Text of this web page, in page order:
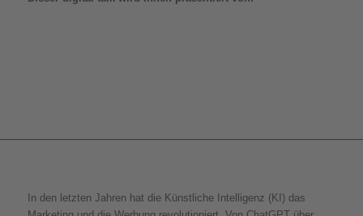
In den letzten Jahren hat die Künstliche Intelligenz (KI) das